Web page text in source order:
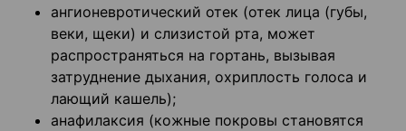
ангионевротический отек (отек лица (губы,
веки, щеки) и слизистой рта, может
распространяться на гортань, вызывая
затруднение дыхания, охриплость голоса и
лающий кашель);
анафилаксия (кожные покровы становятся